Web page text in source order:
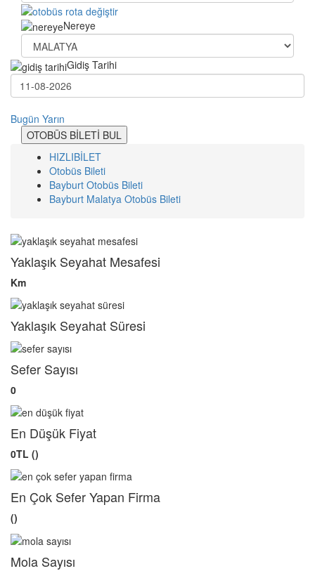
Nereye
Gidiş Tarihi
Bugün Yarın
OTOBÜS BİLETİ BUL
HIZLIBİLET
Otobüs Bileti
Bayburt Otobüs Bileti
Bayburt Malatya Otobüs Bileti
Yaklaşık Seyahat Mesafesi
Km
Yaklaşık Seyahat Süresi
Sefer Sayısı
0
En Düşük Fiyat
0TL ()
En Çok Sefer Yapan Firma
()
Mola Sayısı